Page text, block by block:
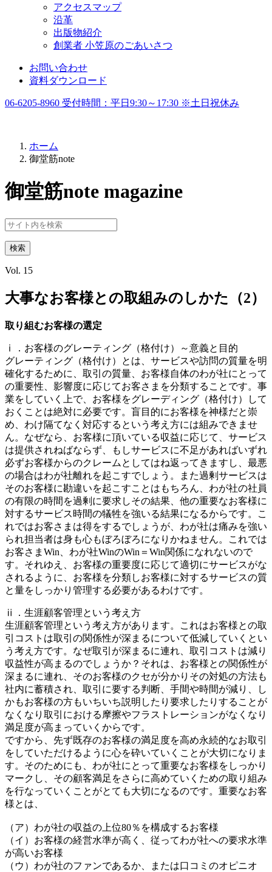
アクセスマップ
沿革
出版物紹介
創業者 小笠原のごあいさつ
お問い合わせ
資料ダウンロード
06-6205-8960 受付時間： 平日9:30～17:30 ※土日祝休み
ホーム
御堂筋note
御堂筋note magazine
Vol. 15
大事なお客様との取組みのしかた（2）
取り組むお客様の選定
ⅰ．お客様のグレーティング（格付け）～意義と目的
グレーティング（格付け）とは、サービスや訪問の質量を明
確化するために、取引の質量、お客様自体のわが社にとって
の重要性、影響度に応じてお客さまを分類することです。事
業をしていく上で、お客様をグレーディング（格付け）して
おくことは絶対に必要です。盲目的にお客様を神様だと崇
め、わけ隔てなく対応するという考え方には組みできませ
ん。なぜなら、お客様に頂いている収益に応じて、サービス
は提供されねばならず、もしサービスに不足があればいずれ
必ずお客様からのクレームとしてはね返ってきますし、最悪
の場合はわが社離れを起こすでしょう。また過剰サービスは
そのお客様に勘違いを起こすことはもちろん、わが社の社員
の有限の時間を過剰に要求しその結果、他の重要なお客様に
対するサービス時間の犠牲を強いる結果になるからです。こ
れではお客さまは得をするでしょうが、わが社は痛みを強い
られ担当者は身も心もぼろぼろになりかねません。これでは
お客さまWin、わが社WinのWin＝Win関係になれないので
す。それゆえ、お客様の重要度に応じて適切にサービスがな
されるように、お客様を分類しお客様に対するサービスの質
と量をしっかり管理する必要があるわけです。
ⅱ．生涯顧客管理という考え方
生涯顧客管理という考え方があります。これはお客様との取
引コストは取引の関係性が深まるについて低減していくとい
う考え方です。なぜ取引が深まるに連れ、取引コストは減り
収益性が高まるのでしょうか？それは、お客様との関係性が
深まるに連れ、そのお客様のクセが分かりその対処の方法も
社内に蓄積され、取引に要する判断、手間や時間が減り、し
かもお客様の方もいちいち説明したり要求したりすることが
なくなり取引における摩擦やフラストレーションがなくなり
満足度が高まっていくからです。
ですから、先ず既存のお客様の満足度を高め永続的なお取引
をしていただけるように心を砕いていくことが大切になりま
す。そのためにも、わが社にとって重要なお客様をしっかり
マークし、その顧客満足をさらに高めていくための取り組み
を行なっていくことがとても大切になるのです。重要なお客
様とは、
（ア）わが社の収益の上位80％を構成するお客様
（イ）お客様の経営水準が高く、従ってわが社への要求水準
が高いお客様
（ウ）わが社のファンであるか、または口コミのオピニオ